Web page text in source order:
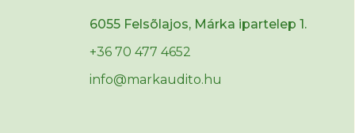
6055 Felsõlajos, Márka ipartelep 1.
+36 70 477 4652
info@markaudito.hu